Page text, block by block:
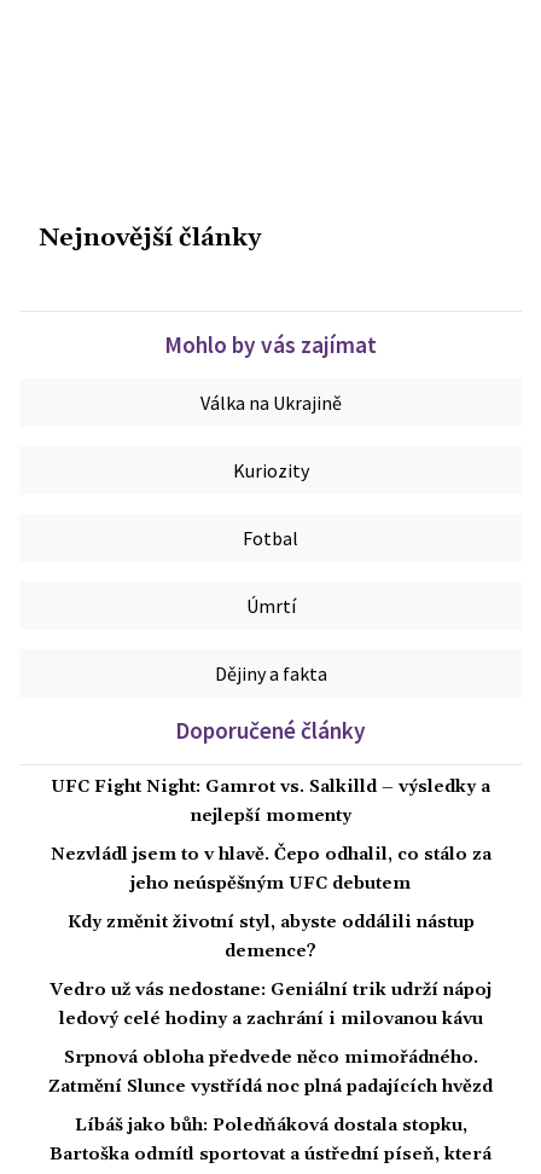
Nejnovější články
Mohlo by vás zajímat
Válka na Ukrajině
Kuriozity
Fotbal
Úmrtí
Dějiny a fakta
Doporučené články
UFC Fight Night: Gamrot vs. Salkilld – výsledky a
nejlepší momenty
Nezvládl jsem to v hlavě. Čepo odhalil, co stálo za
jeho neúspěšným UFC debutem
Kdy změnit životní styl, abyste oddálili nástup
demence?
Vedro už vás nedostane: Geniální trik udrží nápoj
ledový celé hodiny a zachrání i milovanou kávu
Srpnová obloha předvede něco mimořádného.
Zatmění Slunce vystřídá noc plná padajících hvězd
Líbáš jako bůh: Poledňáková dostala stopku,
Bartoška odmítl sportovat a ústřední píseň, která